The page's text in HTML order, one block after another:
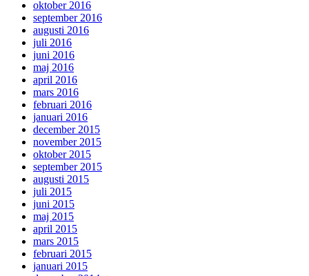
oktober 2016
september 2016
augusti 2016
juli 2016
juni 2016
maj 2016
april 2016
mars 2016
februari 2016
januari 2016
december 2015
november 2015
oktober 2015
september 2015
augusti 2015
juli 2015
juni 2015
maj 2015
april 2015
mars 2015
februari 2015
januari 2015